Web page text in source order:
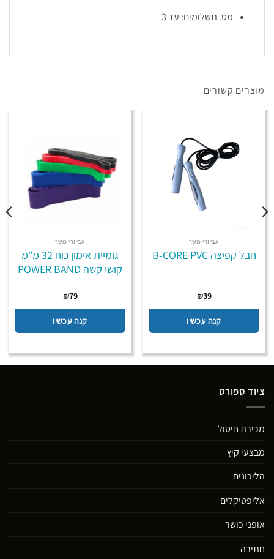
מס. תשלומים: עד 3
מוצרים קשורים
אביזרי כושר
חבל קפיצה B-CORE PVC
₪39
קנה עכשיו
אביזרי כושר
גומיית אימון כוח 32 מ"מ
קושי קשה POWER BAND
₪79
קנה עכשיו
ציוד ספורט
מכירת חיסול
מבצעי קיץ
הליכונים
אליפטיקלים
אופני כושר
חתירה